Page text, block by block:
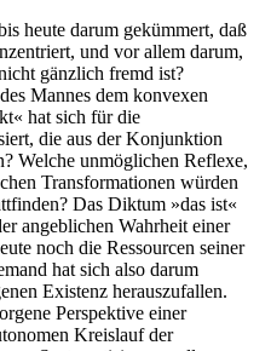
heute darum gekümmert, daß
und vor allem darum,
gänzlich fremd ist?
Mannes dem konvexen
hat sich für die
die aus der Konjunktion
Welche unmöglichen Reflexe,
Transformationen würden
Das Diktum »das ist«
angeblichen Wahrheit einer
noch die Ressourcen seiner
hat sich also darum
Existenz herauszufallen.
Perspektive einer
Kreislauf der